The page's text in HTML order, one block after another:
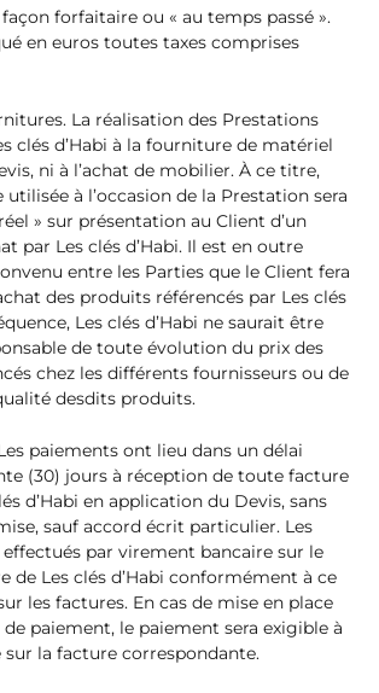
forfaitaire ou « au temps passé ».
en euros toutes taxes comprises
La réalisation des Prestations
clés d’Habi à la fourniture de matériel
ni à l’achat de mobilier. À ce titre,
à l’occasion de la Prestation sera
» sur présentation au Client d’un
par Les clés d’Habi. Il est en outre
entre les Parties que le Client fera
des produits référencés par Les clés
Les clés d’Habi ne saurait être
de toute évolution du prix des
chez les différents fournisseurs ou de
desdits produits.
paiements ont lieu dans un délai
(30) jours à réception de toute facture
d’Habi en application du Devis, sans
sauf accord écrit particulier. Les
par virement bancaire sur le
de Les clés d’Habi conformément à ce
les factures. En cas de mise en place
de paiement, le paiement sera exigible à
sur la facture correspondante.